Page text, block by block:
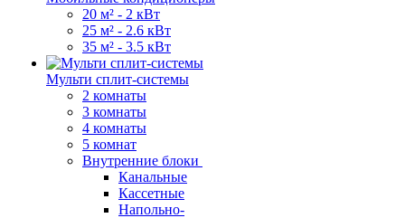
20 м² - 2 кВт
25 м² - 2.6 кВт
35 м² - 3.5 кВт
Мульти сплит-системы
2 комнаты
3 комнаты
4 комнаты
5 комнат
Внутренние блоки
Канальные
Кассетные
Напольно-